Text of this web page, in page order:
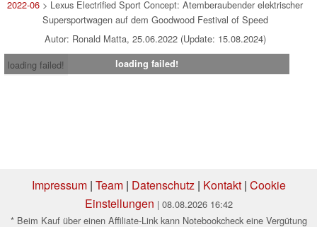
2022-06 > Lexus Electrified Sport Concept: Atemberaubender elektrischer
Supersportwagen auf dem Goodwood Festival of Speed
Autor: Ronald Matta, 25.06.2022 (Update: 15.08.2024)
loading failed!
loading failed!
Impressum| Team| Datenschutz| Kontakt| Cookie
Einstellungen | 08.08.2026 16:42
* Beim Kauf über einen Affiliate-Link kann Notebookcheck eine Vergütung